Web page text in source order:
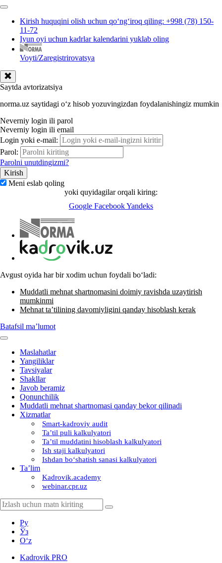
Kirish huquqini olish uchun qoʻngʻiroq qiling: +998 (78) 150-
11-72
Iyun oyi uchun kadrlar kalendarini yuklab oling
Voyti/Zaregistrirovatsya
Saytda avtorizatsiya
norma.uz saytidagi oʻz hisob yozuvingizdan foydalanishingiz mumkin
Neverniy login ili parol
Neverniy login ili email
Login yoki e-mail:
Parol:
Parolni unutdingizmi?
Meni eslab qoling
yoki quyidagilar orqali kiring:
Google FacebookYandeks
Avgust oyida har bir хodim uchun foydali boʻladi:
Muddatli mehnat shartnomasini doimiy ravishda uzaytirish
mumkinmi
Mehnat ta’tilining davomiyligini qanday hisoblash kerak
Batafsil ma’lumot
Maslahatlar
Yangiliklar
Tavsiyalar
Shakllar
Javob beramiz
Qonunchilik
Muddatli mehnat shartnomasi qanday bekor qilinadi
Xizmatlar
Smart-kadroviy audit
Ta’til puli kalkulyatori
Ta’til muddatini hisoblash kalkulyatori
Ish staji kalkulyatori
Ishdan boʻshatish sanasi kalkulyatori
Ta’lim
Kadrovik.academy
webinar.cpr.uz
Ру
Ўз
Oʻz
Kadrovik PRO